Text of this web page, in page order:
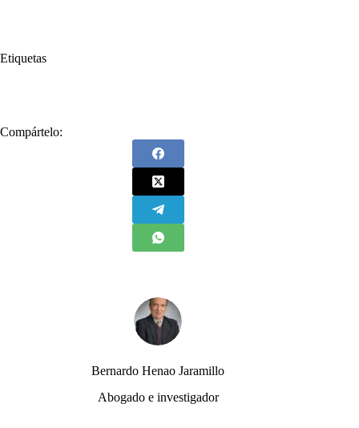
Etiquetas
Compártelo:
Bernardo Henao Jaramillo
Abogado e investigador